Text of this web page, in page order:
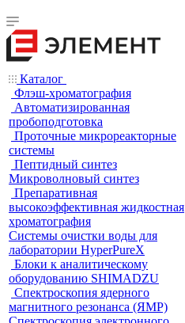
Каталог
Флэш-хроматография
Автоматизированная
пробоподготовка
Проточные микрореакторные
системы
Пептидный синтез
Микроволновый синтез
Препаративная
высокоэффективная жидкостная
хроматография
Системы очистки воды для
лаборатории HyperPureX
Блоки к аналитическому
оборудованию SHIMADZU
Спектроскопия ядерного
магнитного резонанса (ЯМР)